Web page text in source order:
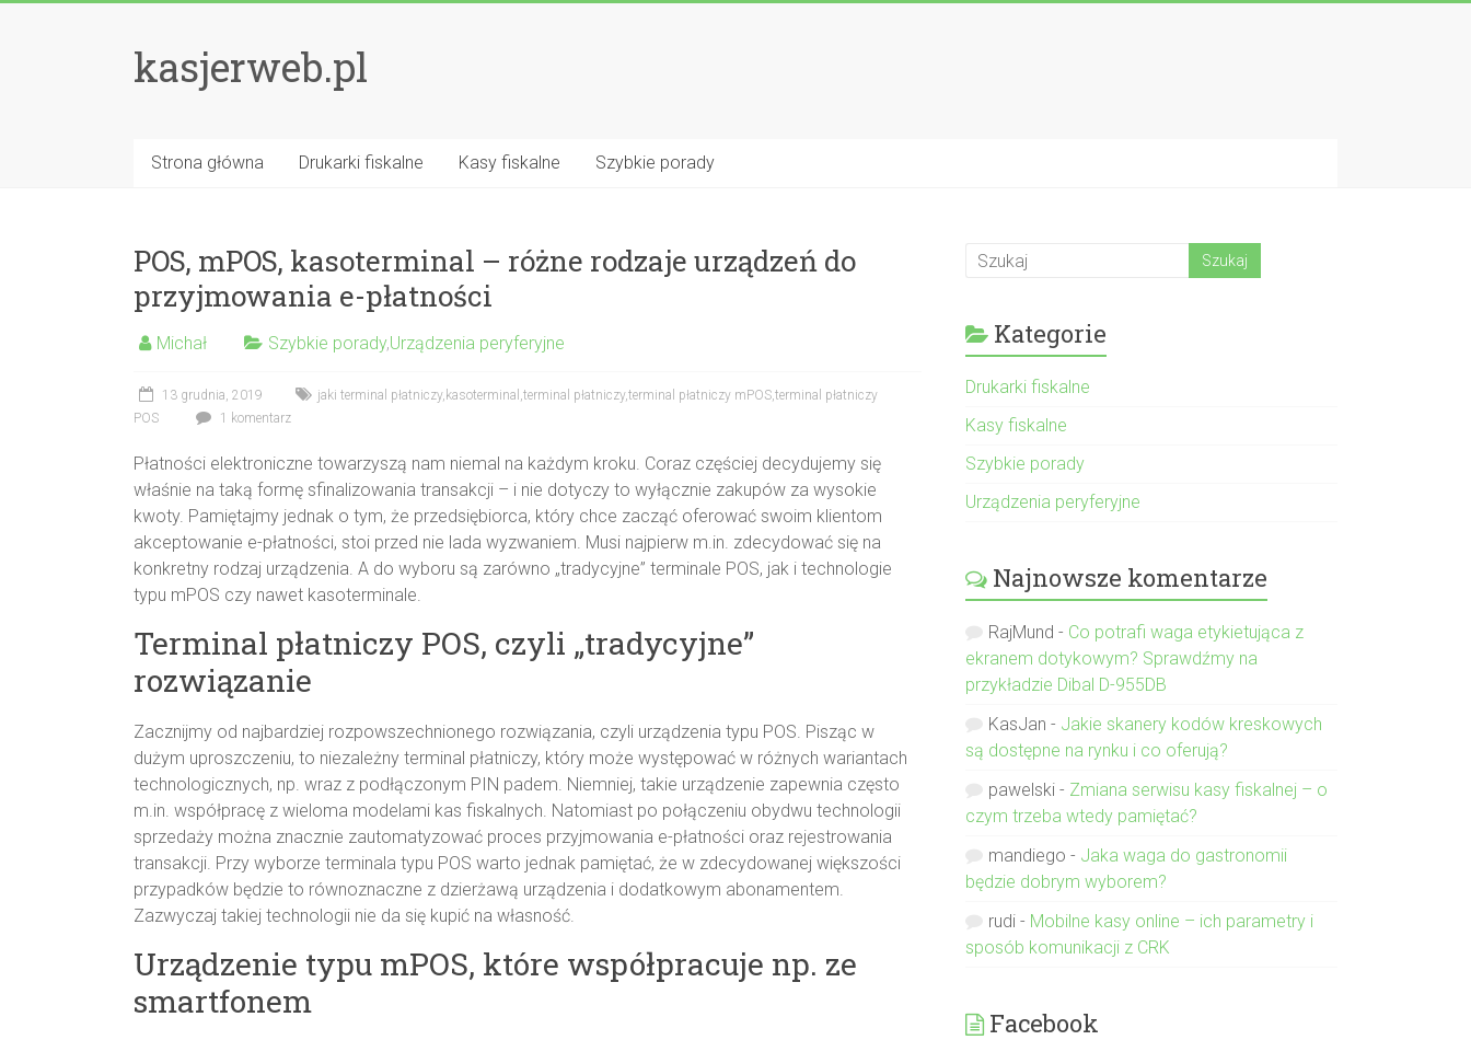
kasjerweb.pl
Strona główna Drukarki fiskalne Kasy fiskalne Szybkie porady
POS, mPOS, kasoterminal – różne rodzaje urządzeń do
przyjmowania e-płatności
Michał Szybkie porady,Urządzenia peryferyjne
13 grudnia, 2019 jaki terminal płatniczy, kasoterminal ,terminal płatniczy,terminal płatniczy mPOS,terminal płatniczy
POS
1 komentarz
Płatności elektroniczne towarzyszą nam niemal na każdym kroku. Coraz częściej decydujemy się
właśnie na taką formę sfinalizowania transakcji – i nie dotyczy to wyłącznie zakupów za wysokie
kwoty. Pamiętajmy jednak o tym, że przedsiębiorca, który chce zacząć oferować swoim klientom
akceptowanie e-płatności, stoi przed nie lada wyzwaniem. Musi najpierw m.in. zdecydować się na
konkretny rodzaj urządzenia. A do wyboru są zarówno „tradycyjne” terminale POS, jak i technologie
typu mPOS czy nawet kasoterminale.
Terminal płatniczy POS, czyli „tradycyjne”
rozwiązanie
Zacznijmy od najbardziej rozpowszechnionego rozwiązania, czyli urządzenia typu POS. Pisząc w
dużym uproszczeniu, to niezależny terminal płatniczy, który może występować w różnych wariantach
technologicznych, np. wraz z podłączonym PIN padem. Niemniej, takie urządzenie zapewnia często
m.in. współpracę z wieloma modelami kas fiskalnych. Natomiast po połączeniu obydwu technologii
sprzedaży można znacznie zautomatyzować proces przyjmowania e-płatności oraz rejestrowania
transakcji. Przy wyborze terminala typu POS warto jednak pamiętać, że w zdecydowanej większości
przypadków będzie to równoznaczne z dzierżawą urządzenia i dodatkowym abonamentem.
Zazwyczaj takiej technologii nie da się kupić na własność.
Urządzenie typu mPOS, które współpracuje np. ze
smartfonem
Kategorie
Drukarki fiskalne
Kasy fiskalne
Szybkie porady
Urządzenia peryferyjne
Najnowsze komentarze
RajMund - Co potrafi waga etykietująca z
ekranem dotykowym? Sprawdźmy na
przykładzie Dibal D-955DB
KasJan - Jakie skanery kodów kreskowych
są dostępne na rynku i co oferują?
pawelski - Zmiana serwisu kasy fiskalnej – o
czym trzeba wtedy pamiętać?
mandiego - Jaka waga do gastronomii
będzie dobrym wyborem?
rudi - Mobilne kasy online – ich parametry i
sposób komunikacji z CRK
Facebook